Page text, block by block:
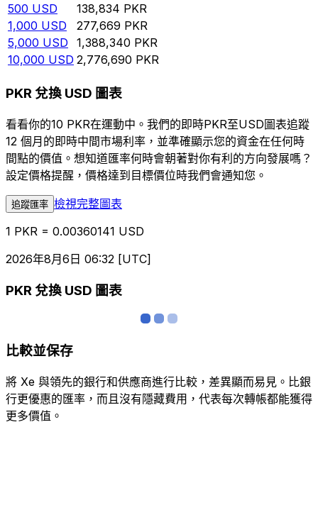
500 USD 138,834 PKR
1,000 USD 277,669 PKR
5,000 USD 1,388,340 PKR
10,000 USD 2,776,690 PKR
PKR 兌換 USD 圖表
看看你的10 PKR在運動中。我們的即時PKR至USD圖表追蹤
12 個月的即時中間市場利率，並準確顯示您的資金在任何時
間點的價值。想知道匯率何時會朝著對你有利的方向發展嗎？
設定價格提醒，價格達到目標價位時我們會通知您。
追蹤匯率 檢視完整圖表
1 PKR = 0.00360141 USD
2026年8月6日 06:32 [UTC]
PKR 兌換 USD 圖表
比較並保存
將 Xe 與領先的銀行和供應商進行比較，差異顯而易見。比銀
行更優惠的匯率，而且沒有隱藏費用，代表每次轉帳都能獲得
更多價值。